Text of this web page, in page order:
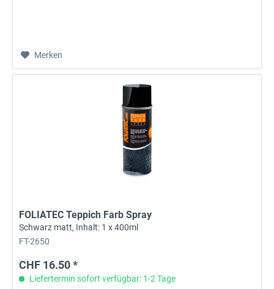
Merken
FOLIATEC Teppich Farb Spray
Schwarz matt, Inhalt: 1 x 400ml
FT-2650
CHF 16.50 *
Liefertermin sofort verfügbar: 1-2 Tage